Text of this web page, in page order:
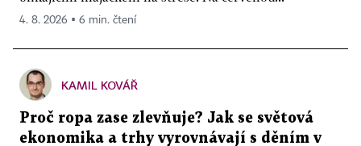
4. 8. 2026 ▪ 6 min. čtení
KAMIL KOVÁŘ
Proč ropa zase zlevňuje? Jak se světová
ekonomika a trhy vyrovnávají s děním v